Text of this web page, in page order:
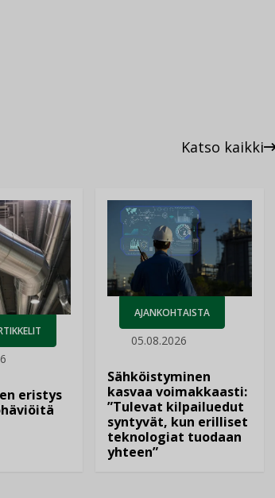
Katso kaikki
eristys
AJANKOHTAISTA
05.08.2026
Sähköistyminen
kasvaa voimakkaasti:
”Tulevat kilpailuedut
syntyvät, kun erilliset
teknologiat tuodaan
yhteen”